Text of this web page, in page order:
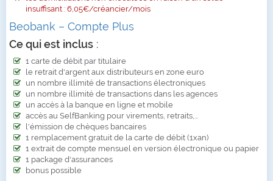
insuffisant : 6,05€/créancier/mois
Beobank – Compte Plus
Ce qui est inclus :
1 carte de débit par titulaire
le retrait d'argent aux distributeurs en zone euro
un nombre illimité de transactions électroniques
un nombre illimité de transactions dans les agences
un accès à la banque en ligne et mobile
accès au SelfBanking pour virements, retraits,...
l'émission de chèques bancaires
1 remplacement gratuit de la carte de débit (1xan)
1 extrait de compte mensuel en version électronique ou papier
1 package d'assurances
bonus possible